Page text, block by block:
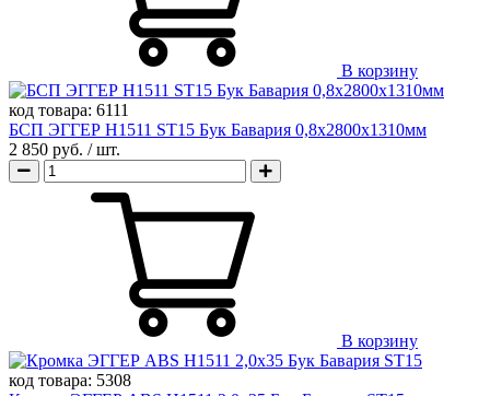
В корзину
код товара: 6111
БСП ЭГГЕР H1511 ST15 Бук Бавария 0,8х2800х1310мм
2 850 руб. / шт.
В корзину
код товара: 5308